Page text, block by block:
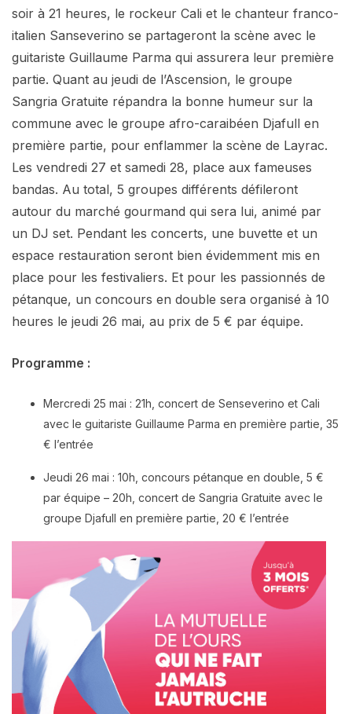
soir à 21 heures, le rockeur Cali et le chanteur franco-
italien Sanseverino se partageront la scène avec le
guitariste Guillaume Parma qui assurera leur première
partie. Quant au jeudi de l’Ascension, le groupe
Sangria Gratuite répandra la bonne humeur sur la
commune avec le groupe afro-caraibéen Djafull en
première partie, pour enflammer la scène de Layrac.
Les vendredi 27 et samedi 28, place aux fameuses
bandas. Au total, 5 groupes différents défileront
autour du marché gourmand qui sera lui, animé par
un DJ set. Pendant les concerts, une buvette et un
espace restauration seront bien évidemment mis en
place pour les festivaliers. Et pour les passionnés de
pétanque, un concours en double sera organisé à 10
heures le jeudi 26 mai, au prix de 5 € par équipe.
Programme :
Mercredi 25 mai : 21h, concert de Senseverino et Cali
avec le guitariste Guillaume Parma en première partie, 35
€ l’entrée
Jeudi 26 mai : 10h, concours pétanque en double, 5 €
par équipe – 20h, concert de Sangria Gratuite avec le
groupe Djafull en première partie, 20 € l’entrée